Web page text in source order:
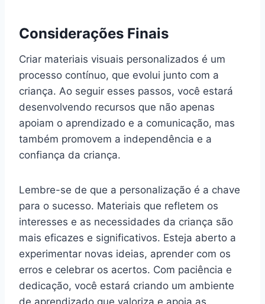
Considerações Finais
Criar materiais visuais personalizados é um
processo contínuo, que evolui junto com a
criança. Ao seguir esses passos, você estará
desenvolvendo recursos que não apenas
apoiam o aprendizado e a comunicação, mas
também promovem a independência e a
confiança da criança.
Lembre-se de que a personalização é a chave
para o sucesso. Materiais que refletem os
interesses e as necessidades da criança são
mais eficazes e significativos. Esteja aberto a
experimentar novas ideias, aprender com os
erros e celebrar os acertos. Com paciência e
dedicação, você estará criando um ambiente
de aprendizado que valoriza e apoia as